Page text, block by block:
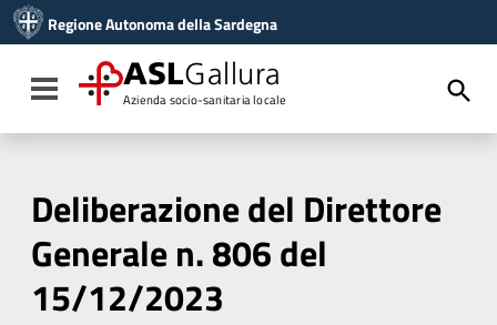
Vai al menu di navigazione
Vai al footer
Regione Autonoma della Sardegna
Toggle navigation
ASLGallura
Azienda socio-sanitaria locale
Deliberazione del Direttore
Generale n. 806 del
15/12/2023